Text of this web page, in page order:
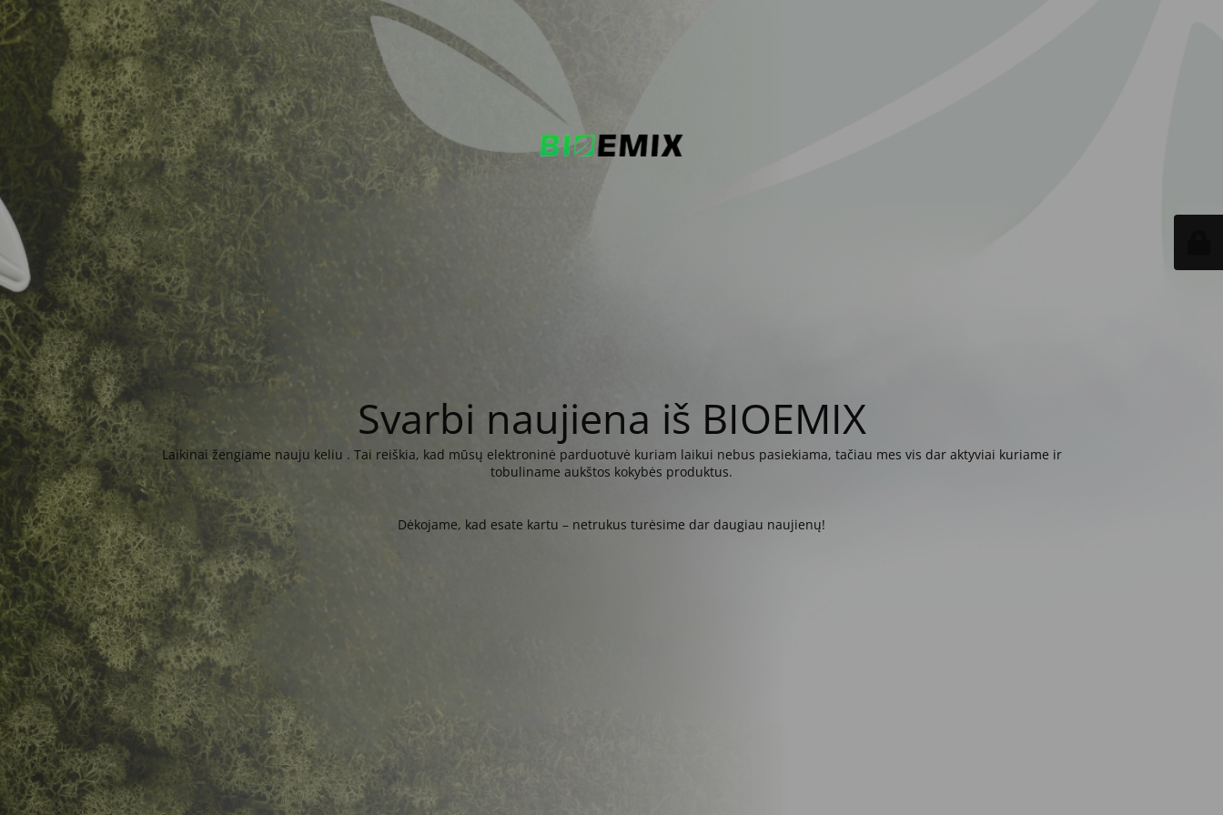
Svarbi naujiena iš BIOEMIX
Laikinai žengiame nauju keliu . Tai reiškia, kad mūsų elektroninė parduotuvė kuriam laikui nebus pasiekiama, tačiau mes vis dar aktyviai kuriame ir
tobuliname aukštos kokybės produktus.
Dėkojame, kad esate kartu – netrukus turėsime dar daugiau naujienų!